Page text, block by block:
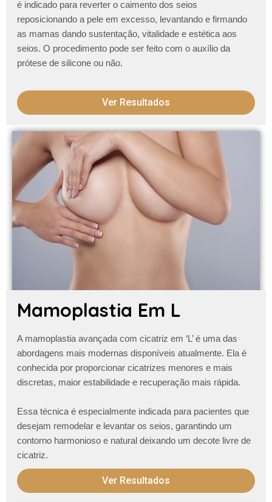
é indicado para reverter o caimento dos seios
reposicionando a pele em excesso, levantando e firmando
as mamas dando sustentação, vitalidade e estética aos
seios. O procedimento pode ser feito com o auxílio da
prótese de silicone ou não.
Ver Resultados
Mamoplastia Em L
A mamoplastia avançada com cicatriz em ‘L’é uma das
abordagens mais modernas disponíveis atualmente. Ela é
conhecida por proporcionar cicatrizes menores e mais
discretas, maior estabilidade e recuperação mais rápida.
Essa técnica é especialmente indicada para pacientes que
desejam remodelar e levantar os seios, garantindo um
contorno harmonioso e naturaldeixando um decote livre de
cicatriz.
Ver Resultados